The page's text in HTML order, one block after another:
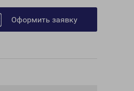
Оформить заявку